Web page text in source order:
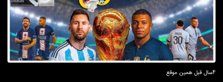
4سال قبل همین موقع